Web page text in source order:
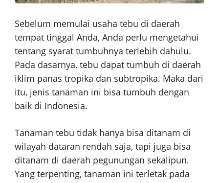
Sebelum memulai usaha tebu di daerah
tempat tinggal Anda, Anda perlu mengetahui
tentang syarat tumbuhnya terlebih dahulu.
Pada dasarnya, tebu dapat tumbuh di daerah
iklim panas tropika dan subtropika. Maka dari
itu, jenis tanaman ini bisa tumbuh dengan
baik di Indonesia.
Tanaman tebu tidak hanya bisa ditanam di
wilayah dataran rendah saja, tapi juga bisa
ditanam di daerah pegunungan sekalipun.
Yang terpenting, tanaman ini terletak pada